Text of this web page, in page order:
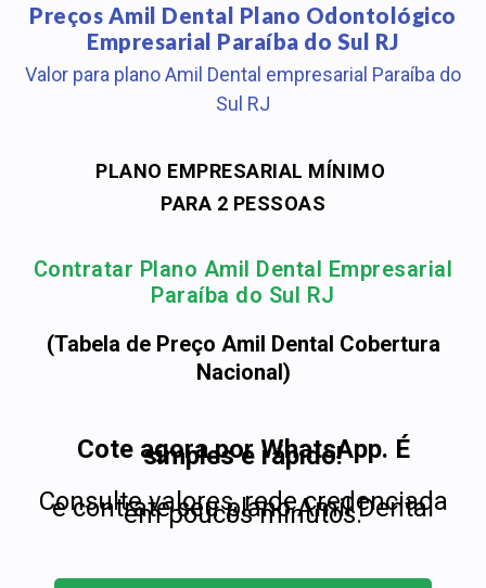
Preços Amil Dental Plano Odontológico
Empresarial Paraíba do Sul RJ
Valor para plano Amil Dental empresarial Paraíba do
Sul RJ
PLANO EMPRESARIAL MÍNIMO
PARA 2 PESSOAS
Contratar Plano Amil Dental Empresarial
Paraíba do Sul RJ
(Tabela de Preço Amil Dental Cobertura
Nacional)
Cote agora por WhatsApp. É
simples e rápido!
Consulte valores, rede credenciada
e contrate seu plano Amil Dental
em poucos minutos.